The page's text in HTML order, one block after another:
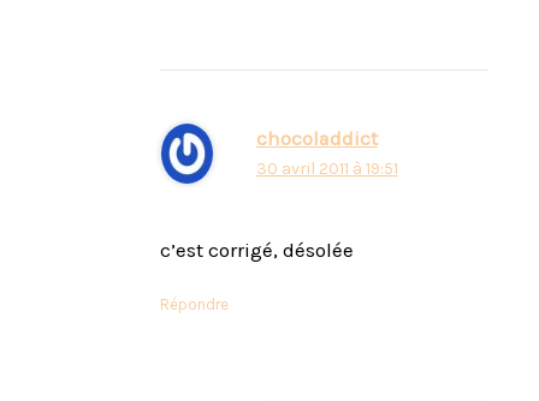
chocoladdict
30 avril 2011 à 19:51
c’est corrigé, désolée
Répondre